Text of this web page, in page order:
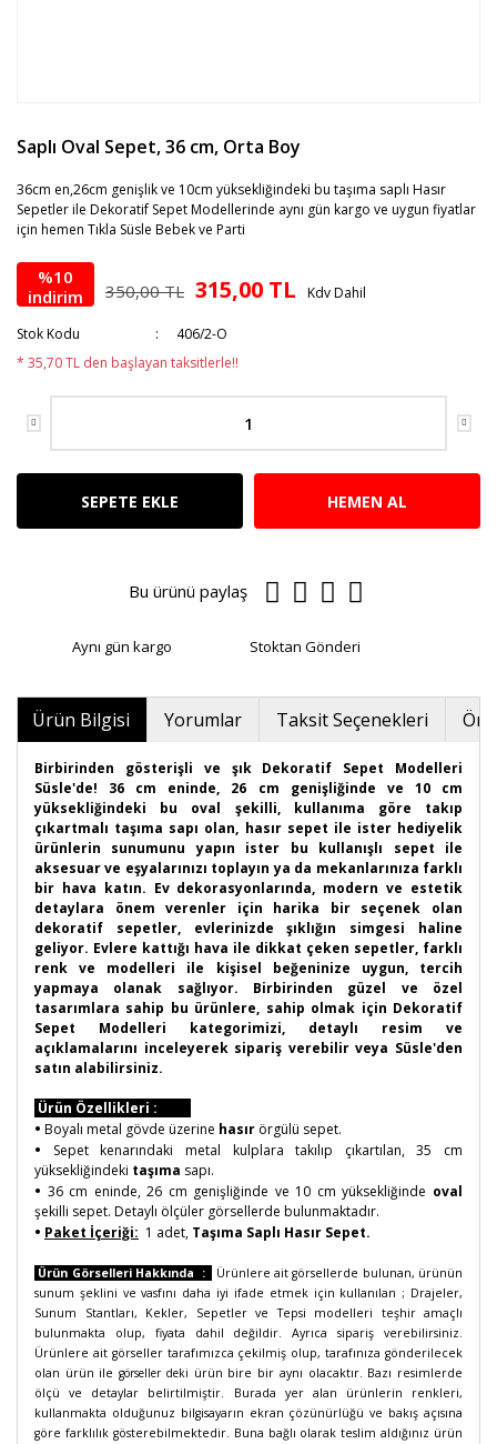
Saplı Oval Sepet, 36 cm, Orta Boy
36cm en,26cm genişlik ve 10cm yüksekliğindeki bu taşıma saplı Hasır
Sepetler ile Dekoratif Sepet Modellerinde aynı gün kargo ve uygun fiyatlar
için hemen Tıkla Süsle Bebek ve Parti
%10
indirim
350,00 TL 315,00 TL Kdv Dahil
Stok Kodu
406/2-O
* 35,70 TL den başlayan taksitlerle!!
SEPETE EKLE HEMEN AL
Bu ürünü paylaş
Aynı gün kargo Stoktan Gönderi
Ürün Bilgisi Yorumlar Taksit Seçenekleri
Birbirinden gösterişli ve şık Dekoratif Sepet Modelleri
Süsle'de! 36 cm eninde, 26 cm genişliğinde ve 10 cm
yüksekliğindeki bu oval şekilli, kullanıma göre takıp
çıkartmalı taşıma sapı olan, hasır sepet ile ister hediyelik
ürünlerin sunumunu yapın ister bu kullanışlı sepet ile
aksesuar ve eşyalarınızı toplayın ya da mekanlarınıza farklı
bir hava katın. Ev dekorasyonlarında, modern ve estetik
detaylara önem verenler için harika bir seçenek olan
dekoratif sepetler, evlerinizde şıklığın simgesi haline
geliyor. Evlere kattığı hava ile dikkat çeken sepetler, farklı
renk ve modelleri ile kişisel beğeninize uygun, tercih
yapmaya olanak sağlıyor. Birbirinden güzel ve özel
tasarımlara sahip bu ürünlere, sahip olmak için Dekoratif
Sepet Modelleri kategorimizi, detaylı resim ve
açıklamalarını inceleyerek sipariş verebilir veya Süsle'den
satın alabilirsiniz.
Ürün Özellikleri :
• Boyalı metal gövde üzerine hasır örgülü sepet.
•
Sepet kenarındaki metal kulplara takılıp çıkartılan, 35 cm
yüksekliğindeki taşıma sapı.
• 36 cm eninde, 26 cm genişliğinde ve 10 cm yüksekliğinde oval
şekilli sepet. Detaylı ölçüler görsellerde bulunmaktadır.
• Paket İçeriği: 1 adet, Taşıma Saplı Hasır Sepet.
Ürün Görselleri Hakkında :
Ürünlere ait görsellerde bulunan, ürünün
sunum şeklini ve vasfını daha iyi ifade etmek için kullanılan ; Drajeler,
Sunum Stantları, Kekler, Sepetler ve Tepsi modelleri teşhir amaçlı
bulunmakta olup, fiyata dahil değildir. Ayrıca sipariş verebilirsiniz.
Ürünlere ait görseller tarafımızca çekilmiş olup, tarafınıza gönderilecek
olan ürün ilegörseller deki ürün bire bir aynı olacaktır. Bazı resimlerde
ölçü ve detaylar belirtilmiştir. Burada yer alan ürünlerin renkleri,
kullanmakta olduğunuz bilgisayarın ekran çözünürlüğü ve bakış açısına
göre farklılık gösterebilmektedir. Buna bağlı olarak teslim aldığınız ürün